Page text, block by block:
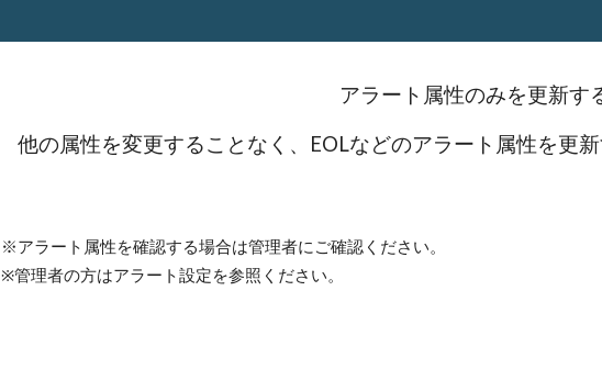
アラート属性のみを更新す
他の属性を変更することなく、EOLなどのアラート属性を更
※アラート属性を確認する場合は管理者にご確認ください。
※管理者の方はアラート設定を参照ください。